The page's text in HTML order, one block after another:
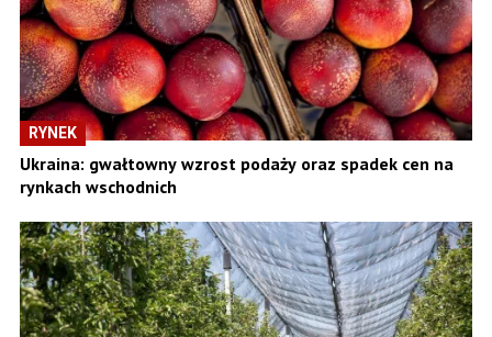
RYNEK
Ukraina: gwałtowny wzrost podaży oraz spadek cen na
rynkach wschodnich